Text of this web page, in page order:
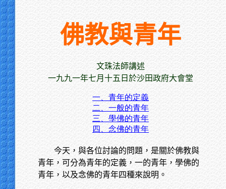
佛教與青年
文珠法師講述
一九九一年七月十五日於沙田政府大會堂
一、青年的定義
二、一般的青年
三、學佛的青年
四、念佛的青年
今天，與各位討論的問題，是關於佛教與
青年，可分為青年的定義，一的青年，學佛的
青年，以及念佛的青年四種來說明。